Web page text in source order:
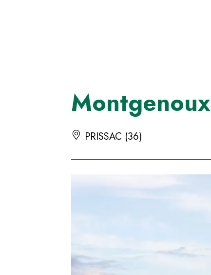
Montgenoux
PRISSAC (36)